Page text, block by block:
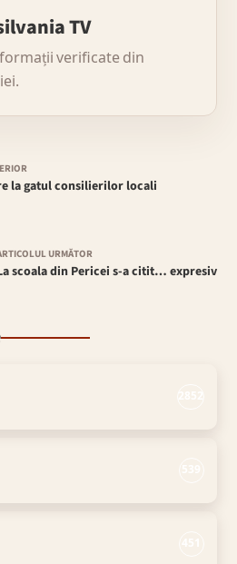
TV
verificate din
la gatul consilierilor locali
URMĂTOR
scoala din Pericei s-a citit… expresiv